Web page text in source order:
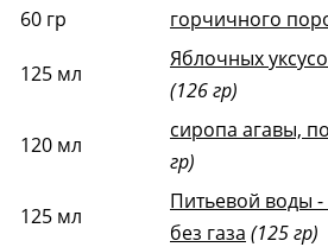
60 гр горчичного
125 мл
Яблочных
(126 гр)
120 мл
сиропа агавы,
гр)
125 мл
Питьевой воды
без газа (125 гр)